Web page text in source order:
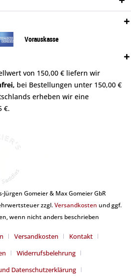
Vorauskasse
von 150,00 € liefern wir
bei Bestellungen unter 150,00 €
erheben wir eine
€.
Gomeier & Max Gomeier GbR
zzgl.Versandkosten und ggf.
wenn nicht anders beschrieben
Versandkosten
Kontakt
Widerrufsbelehrung
Datenschutzerklärung